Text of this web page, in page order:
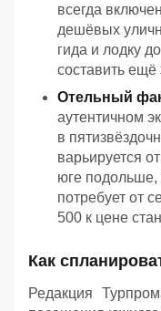
всегда
дешёвых
гида и лодку
составить ещё
Отельный
аутентичном
в
варьируется
юге подольше,
потребует от
500 к цене
Как
Редакция